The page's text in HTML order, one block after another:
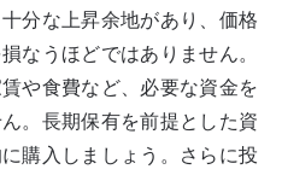
分な上昇余地があり、価格
なうほどではありません。
や食費など、必要な資金を
。長期保有を前提とした資
購入しましょう。さらに投